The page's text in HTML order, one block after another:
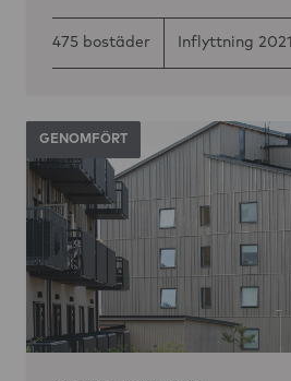
475 bostäder Inflyttning 2021
GENOMFÖRT